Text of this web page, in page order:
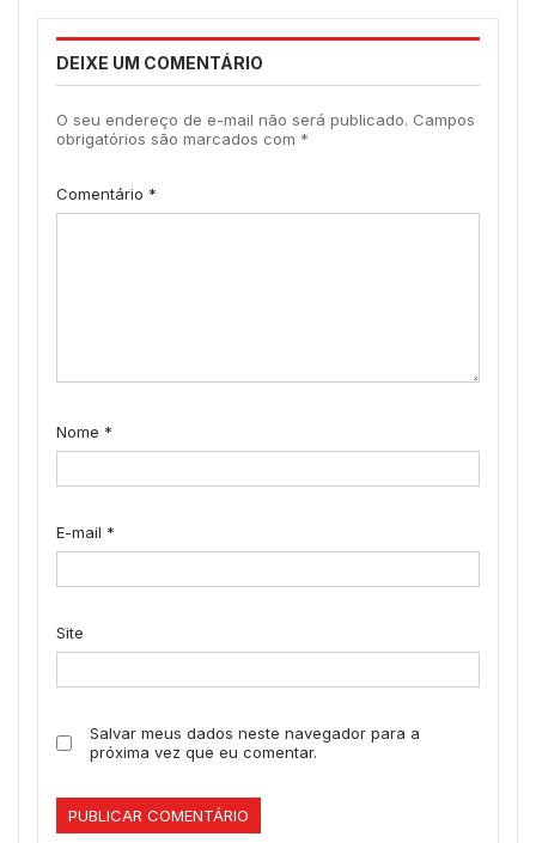
DEIXE UM COMENTÁRIO
O seu endereço de e-mail não será publicado. Campos
obrigatórios são marcados com *
Comentário *
Nome *
E-mail *
Site
Salvar meus dados neste navegador para a
próxima vez que eu comentar.